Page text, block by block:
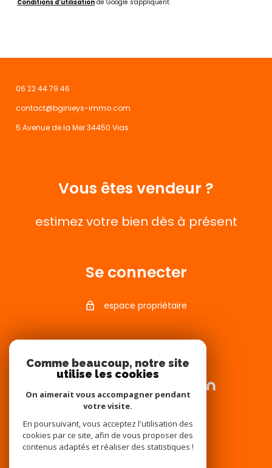
Conditions d'utilisation de Google s'appliquent.
06 22 44 79 46
contact@bginieys-immo.com
5 Avenue de la Mer 34450 Vias
Vous êtes vendeur ?
estimez votre bien dès à présent
Se connecter
espace propriétaire
Adhérents
Comme beaucoup, notre site
utilise les cookies
On aimerait vous accompagner pendant
votre visite.
En poursuivant, vous acceptez l'utilisation des
cookies par ce site, afin de vous proposer des
contenus adaptés et réaliser des statistiques !